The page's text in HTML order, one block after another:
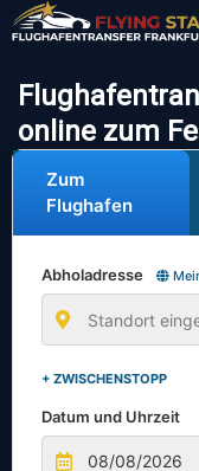
online zum
Zum
Flughafen
Abholadresse
+ ZWISCHENSTOPP
Datum und Uhrzeit